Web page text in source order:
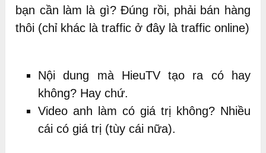
bạn cần làm là gì? Đúng rồi, phải bán hàng
thôi (chỉ khác là traffic ở đây là traffic online)
Nội dung mà HieuTV tạo ra có hay
không? Hay chứ.
Video anh làm có giá trị không? Nhiều
cái có giá trị (tùy cái nữa).